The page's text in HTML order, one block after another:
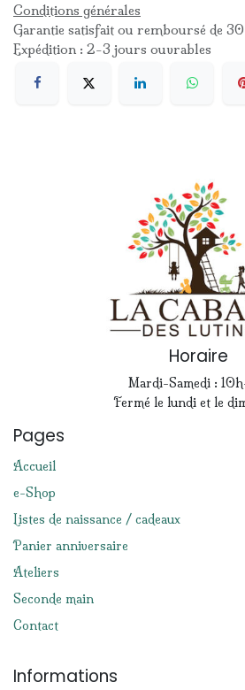
Conditions générales
Garantie satisfait ou remboursé de
Expédition : 2-3 jours ouvrables
Horaire
Mardi-Samedi :
Fermé le lundi et le
Pages
Accueil
e-Shop
Listes de naissance / cadeaux
Panier anniversaire
Ateliers
Seconde main
Contact
Informations